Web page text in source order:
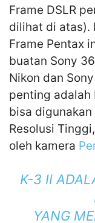
Frame DSLR
dilihat di atas).
Frame Pentax
buatan Sony
Nikon dan
penting adalah
bisa
Resolusi
oleh kamera
K-3 II
YANG